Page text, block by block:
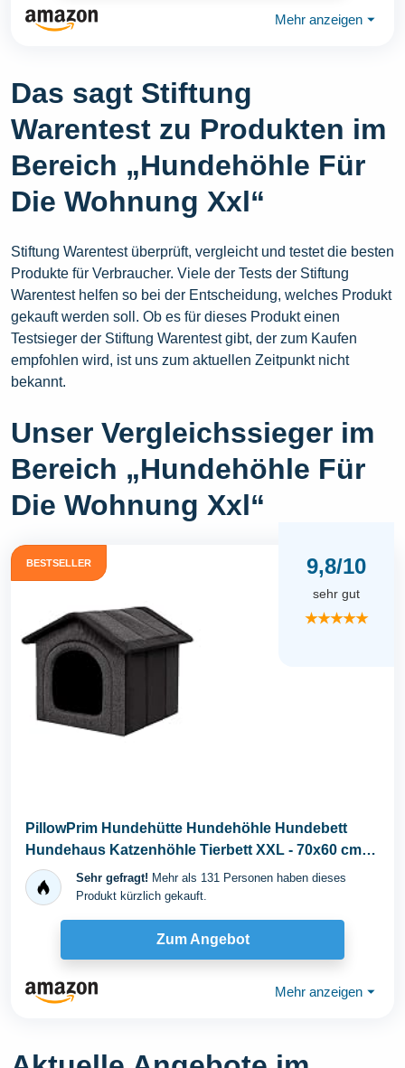
Mehr anzeigen ⏷
Das sagt Stiftung
Warentest zu Produkten im
Bereich „Hundehöhle Für
Die Wohnung Xxl“
Stiftung Warentest überprüft, vergleicht und testet die besten
Produkte für Verbraucher. Viele der Tests der Stiftung
Warentest helfen so bei der Entscheidung, welches Produkt
gekauft werden soll. Ob es für dieses Produkt einen
Testsieger der Stiftung Warentest gibt, der zum Kaufen
empfohlen wird, ist uns zum aktuellen Zeitpunkt nicht
bekannt.
Unser Vergleichssieger im
Bereich „Hundehöhle Für
Die Wohnung Xxl“
BESTSELLER 9,8/10
sehr gut
★★★★★
PillowPrim Hundehütte Hundehöhle Hundebett
Hundehaus Katzenhöhle Tierbett XXL - 70x60 cm
Graphit...Sehr gefragt! Mehr als 131 Personen haben dieses
Produkt kürzlich gekauft.
Zum Angebot
Mehr anzeigen ⏷